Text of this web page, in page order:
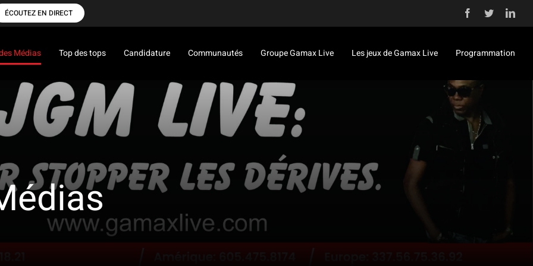
ÉCOUTEZ EN DIRECT Facebook
Twitter
Médias Top des tops Candidature Communautés Groupe Gamax Live Les jeux de Gamax Live Programmation